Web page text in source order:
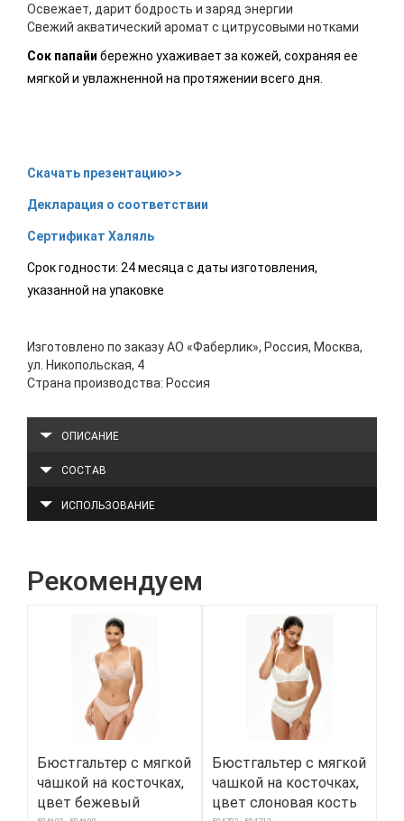
Освежает, дарит бодрость и заряд энергии
Свежий акватический аромат с цитрусовыми нотками
Сок папайи бережно ухаживает за кожей, сохраняя ее
мягкой и увлажненной на протяжении всего дня.
Скачать презентацию>>
Декларация о соответствии
Сертификат Халяль
Срок годности: 24 месяца с даты изготовления,
указанной на упаковке
Изготовлено по заказу АО «Фаберлик», Россия, Москва,
ул. Никопольская, 4
Страна производства: Россия
ОПИСАНИЕ
СОСТАВ
ИСПОЛЬЗОВАНИЕ
Рекомендуем
Бюстгальтер с мягкой
чашкой на косточках,
цвет бежевый
Бюстгальтер с мягкой
чашкой на косточках,
цвет слоновая кость